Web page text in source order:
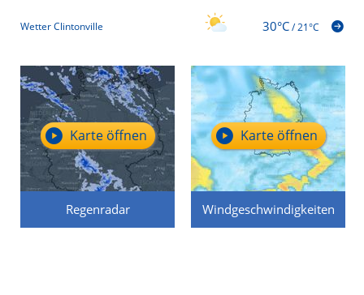
Wetter Clintonville 30°C/21°C
Regenradar
Karte öffnen
Windgeschwindigkeiten
Karte öffnen